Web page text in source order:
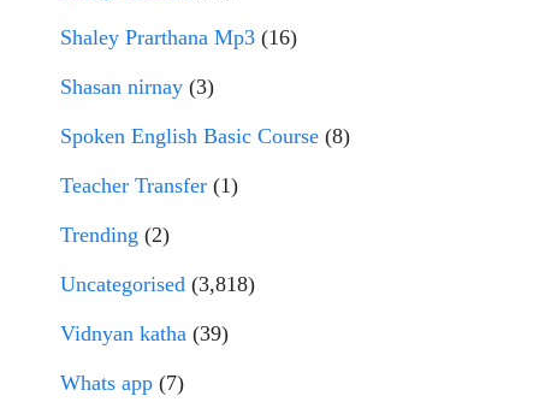
Shaley Prarthana Mp3 (16)
Shasan nirnay (3)
Spoken English Basic Course (8)
Teacher Transfer (1)
Trending (2)
Uncategorised (3,818)
Vidnyan katha (39)
Whats app (7)